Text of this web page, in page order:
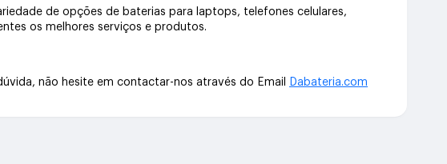
de opções de baterias para laptops, telefones celulares,
os melhores serviços e produtos.
não hesite em contactar-nos através do Email Dabateria.com